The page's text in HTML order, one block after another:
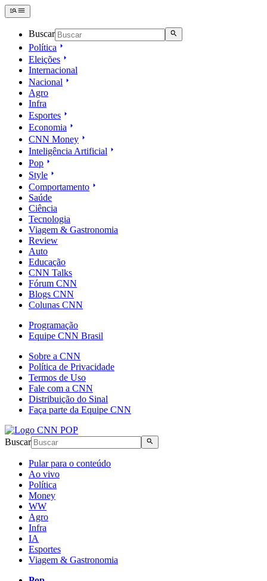
Buscar
Política
Eleições
Internacional
Nacional
Agro
Infra
Esportes
Economia
CNN Money
Inteligência Artificial
Pop
Style
Comportamento
Saúde
Ciência
Tecnologia
Viagem & Gastronomia
Review
Auto
Educação
CNN Talks
Fórum CNN
Blogs CNN
Colunas CNN
Programação
Equipe CNN Brasil
Sobre a CNN
Política de Privacidade
Termos de Uso
Fale com a CNN
Distribuição do Sinal
Faça parte da Equipe CNN
Buscar
Pular para o conteúdo
Ao vivo
Política
Money
WW
Agro
Infra
IA
Esportes
Viagem & Gastronomia